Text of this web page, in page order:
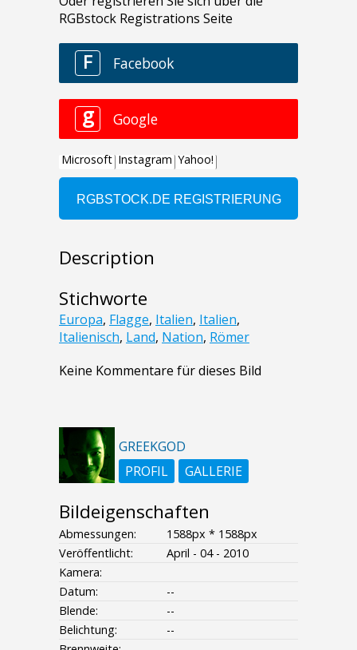
Description
Stichworte
Europa, Flagge, Italien, Italien,
Italienisch, Land, Nation, Römer
Keine Kommentare für dieses Bild
GREEKGOD
PROFIL
GALLERIE
Bildeigenschaften
Abmessungen:
1588px * 1588px
Veröffentlicht:
April - 04 - 2010
Kamera:
Datum:
--
Blende:
--
Belichtung:
--